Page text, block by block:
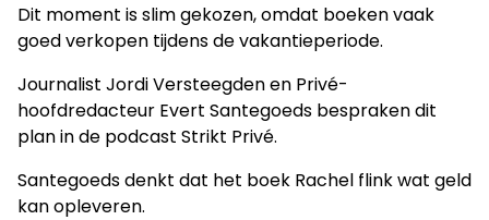
Dit moment is slim gekozen, omdat boeken vaak
goed verkopen tijdens de vakantieperiode.
Journalist Jordi Versteegden en Privé-
hoofdredacteur Evert Santegoeds bespraken dit
plan in de podcast Strikt Privé.
Santegoeds denkt dat het boek Rachel flink wat geld
kan opleveren.